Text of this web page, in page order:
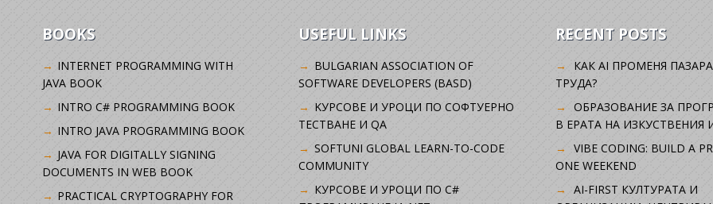
BOOKS
INTERNET PROGRAMMING WITH
JAVA BOOK
INTRO C# PROGRAMMING BOOK
INTRO JAVA PROGRAMMING BOOK
JAVA FOR DIGITALLY SIGNING
DOCUMENTS IN WEB BOOK
PRACTICAL CRYPTOGRAPHY FOR
USEFUL LINKS
BULGARIAN ASSOCIATION OF
SOFTWARE DEVELOPERS (BASD)
KУРСОВЕ И УРОЦИ ПО СОФТУЕРНО
ТЕСТВАНЕ И QA
SOFTUNI GLOBAL LEARN-TO-CODE
COMMUNITY
КУРСОВЕ И УРОЦИ ПО C#
RECENT POSTS
КАК AI ПРОМЕНЯ
ТРУДА?
ОБРАЗОВАНИЕ ЗА
В ЕРАТА НА ИЗКУСТВЕНИЯ
VIBE CODING: BUILD A
ONE WEEKEND
AI-FIRST КУЛТУРАТА И